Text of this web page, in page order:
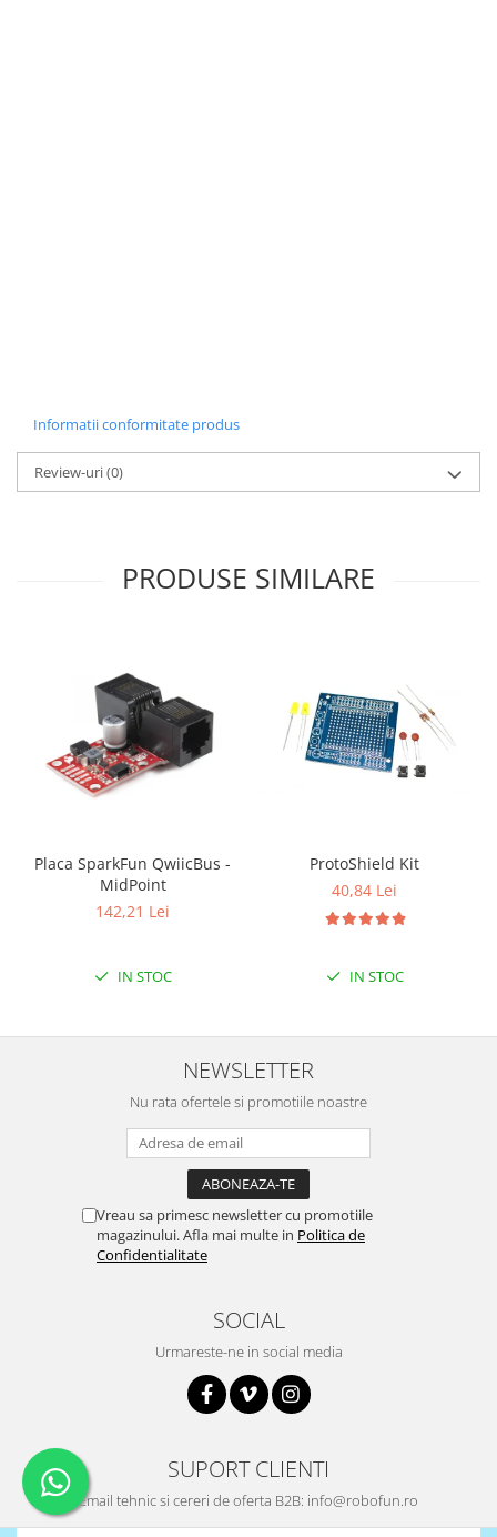
Informatii conformitate produs
Review-uri(0)
PRODUSE SIMILARE
Placa SparkFun QwiicBus -
MidPoint
142,21 Lei
IN STOC
ProtoShield Kit
40,84 Lei
IN STOC
NEWSLETTER
Nu rata ofertele si promotiile noastre
Vreau sa primesc newsletter cu promotiile
magazinului. Afla mai multe in Politica de
Confidentialitate
SOCIAL
Urmareste-ne in social media
SUPORT CLIENTI
Email tehnic si cereri de oferta B2B: info@robofun.ro